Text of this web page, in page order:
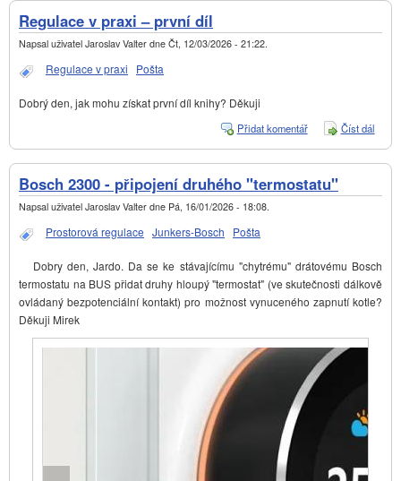
Regulace v praxi – první díl
Napsal uživatel Jaroslav Valter dne Čt, 12/03/2026 - 21:22
Regulace v praxi Pošta
Dobrý den, jak mohu získat první díl knihy? Děkuji
Číst dál
v
Přidat komentář
Bosch 2300 - připojení druhého "termostatu"
Napsal uživatel Jaroslav Valter dne Pá, 16/01/2026 - 18:08.
Prostorová regulace Junkers-Bosch Pošta
Dobry den, Jardo. Da se ke stávajícímu "chytrému" drátovému Bosch
termostatu na BUS přidat druhy hloupý "termostat" (ve skutečnosti dálkově
ovládaný bezpotenciální kontakt) pro možnost vynuceného zapnutí kotle?
Děkuji Mirek